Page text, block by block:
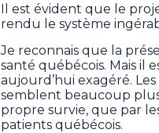
Il est évident que le
rendu le système
Je reconnais que la
santé québécois. Mais il
aujourd’hui exagéré.
semblent beaucoup
propre survie, que par
patients québécois.